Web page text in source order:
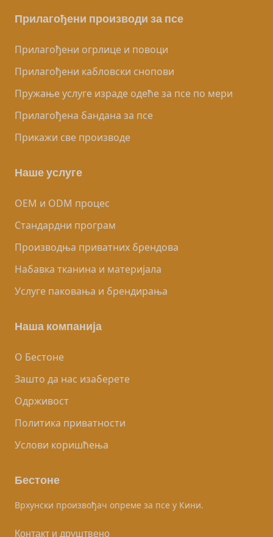
Прилагођени производи за псе
Прилагођени огрлице и повоци
Прилагођени кабловски снопови
Пружање услуге израде одеће за псе по мери
Прилагођена бандана за псе
Прикажи све производе
Наше услуге
OEM и ODM процес
Стандардни програм
Производња приватних брендова
Набавка тканина и материјала
Услуге паковања и брендирања
Наша компанија
О Бестоне
Зашто да нас изаберете
Одрживост
Политика приватности
Услови коришћења
Бестоне
Врхунски произвођач опреме за псе у Кини.
Контакт и друштвено